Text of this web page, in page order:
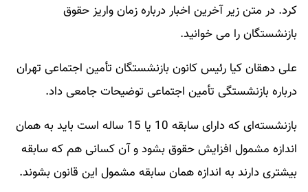
کرد. در متن زیر آخرین اخبار درباره زمان واریز حقوق
بازنشستگانرا می خوانید.
علی دهقان کیا رئیس کانون بازنشستگان تأمین اجتماعی تهران
درباره بازنشستگی تأمین اجتماعی توضیحات جامعی داد.
بازنشسته‌ای که دارای سابقه 10 یا 15 ساله است باید به همان
اندازه مشمول افزایش حقوق بشود و آن کسانی هم که سابقه
بیشتری دارند به اندازه همان سابقه مشمول این قانون بشوند.